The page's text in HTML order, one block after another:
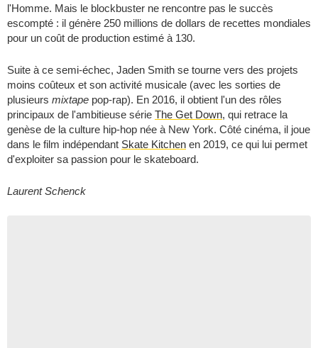
l'Homme. Mais le blockbuster ne rencontre pas le succès
escompté : il génère 250 millions de dollars de recettes mondiales
pour un coût de production estimé à 130.
Suite à ce semi-échec, Jaden Smith se tourne vers des projets
moins coûteux et son activité musicale (avec les sorties de
plusieurs mixtape pop-rap). En 2016, il obtient l'un des rôles
principaux de l'ambitieuse série The Get Down, qui retrace la
genèse de la culture hip-hop née à New York. Côté cinéma, il joue
dans le film indépendant Skate Kitchen en 2019, ce qui lui permet
d'exploiter sa passion pour le skateboard.
Laurent Schenck